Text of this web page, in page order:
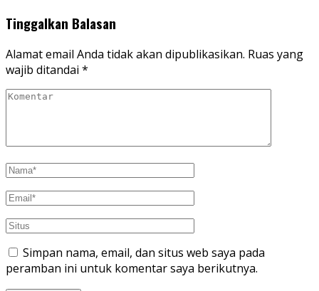
Tinggalkan Balasan
Alamat email Anda tidak akan dipublikasikan. Ruas yang
wajib ditandai *
Simpan nama, email, dan situs web saya pada
peramban ini untuk komentar saya berikutnya.